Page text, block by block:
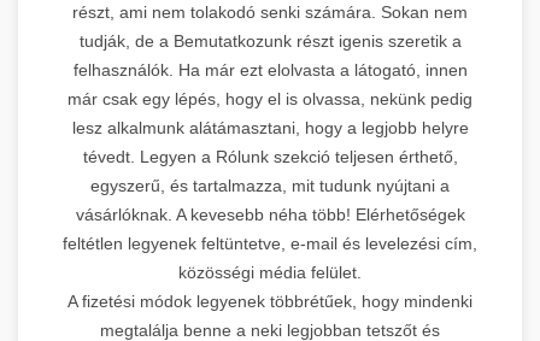
részt, ami nem tolakodó senki számára. Sokan nem
tudják, de a Bemutatkozunk részt igenis szeretik a
felhasználók. Ha már ezt elolvasta a látogató, innen
már csak egy lépés, hogy el is olvassa, nekünk pedig
lesz alkalmunk alátámasztani, hogy a legjobb helyre
tévedt. Legyen a Rólunk szekció teljesen érthető,
egyszerű, és tartalmazza, mit tudunk nyújtani a
vásárlóknak. A kevesebb néha több! Elérhetőségek
feltétlen legyenek feltüntetve, e-mail és levelezési cím,
közösségi média felület.
A fizetési módok legyenek többrétűek, hogy mindenki
megtalálja benne a neki legjobban tetszőt és